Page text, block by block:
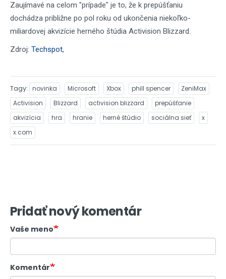
Zaujímavé na celom "prípade" je to, že k prepúšťaniu
dochádza približne po pol roku od ukončenia niekoľko-
miliardovej akvizície herného štúdia Activision Blizzard.
Zdroj: Techspot,
Tagy novinka Microsoft Xbox phill spencer
ZeniMax
Activision
Blizzard activision blizzard
prepúšťanie
akvizícia
hra hranie herné štúdio sociálna sieť
x
x.com
Pridať nový komentár
Vaše meno
Komentár